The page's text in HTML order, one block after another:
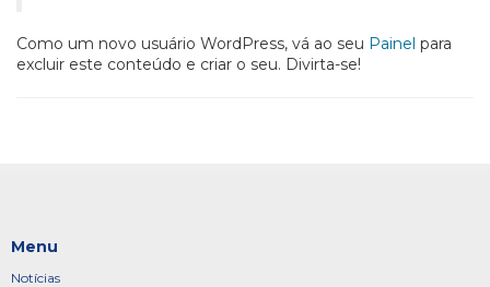
Como um novo usuário WordPress, vá ao seu Painel para
excluir este conteúdo e criar o seu. Divirta-se!
Menu
Notícias